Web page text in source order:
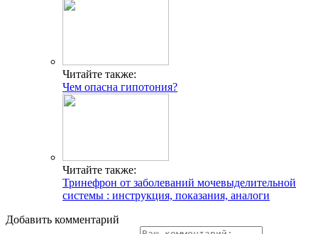
Читайте также:
Чем опасна гипотония?
Читайте также:
Тринефрон от заболеваний мочевыделительной
системы : инструкция, показания, аналоги
Добавить комментарий